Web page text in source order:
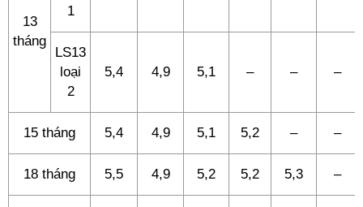
13
tháng
1
LS13
loại
2
5,4 4,9 5,1 – – –
15 tháng 5,4 4,9 5,1 5,2 – –
18 tháng 5,5 4,9 5,2 5,2 5,3 –